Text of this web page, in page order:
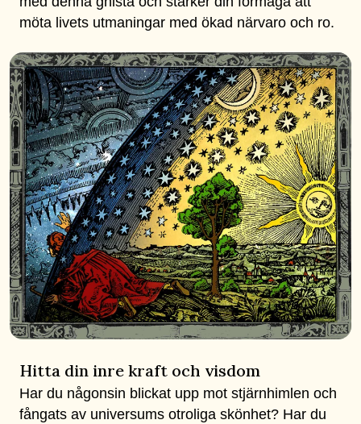
möta livets utmaningar med ökad närvaro och ro.
Hitta din inre kraft och visdom
Har du någonsin blickat upp mot stjärnhimlen och
fångats av universums otroliga skönhet? Har du